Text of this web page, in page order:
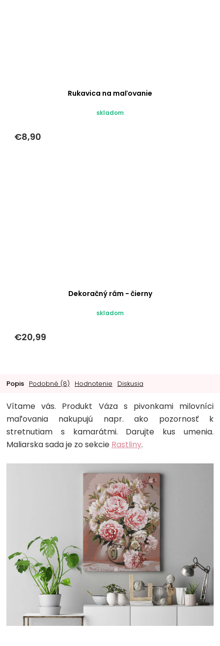
Rukavica na maľovanie
skladom
€8,90
Dekoračný rám - čierny
skladom
€20,99
Popis Podobné (8) Hodnotenie Diskusia
Vítame vás. Produkt Váza s pivonkami milovníci
maľovania nakupujú napr. ako pozornosť k
stretnutiam s kamarátmi. Darujte kus umenia.
Maliarska sada je zo sekcie Rastliny.